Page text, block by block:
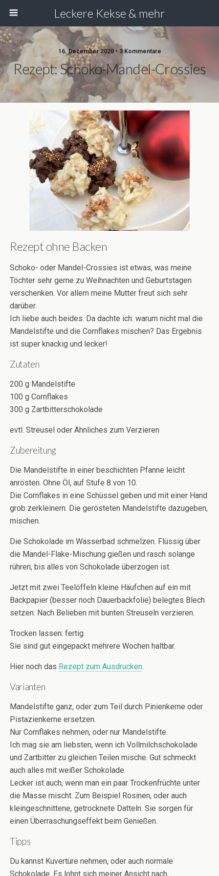
Leckere Kekse & mehr
16. Dezember 2020 • 3 Kommentare
Rezept: Schoko-Mandel-Crossies
Rezept ohne Backen
Schoko- oder Mandel-Crossies ist etwas, was meine
Töchter sehr gerne zu Weihnachten und Geburtstagen
verschenken. Vor allem meine Mutter freut sich sehr
darüber.
Ich liebe auch beides. Da dachte ich: warum nicht mal die
Mandelstifte und die Cornflakes mischen? Das Ergebnis
ist super knackig und lecker!
Zutaten
200 g Mandelstifte
100 g Cornflakes
300 g Zartbitterschokolade
evtl. Streusel oder Ähnliches zum Verzieren
Zubereitung
Die Mandelstifte in einer beschichten Pfanne leicht
anrösten. Ohne Öl, auf Stufe 8 von 10.
Die Cornflakes in eine Schüssel geben und mit einer Hand
grob zerkleinern. Die gerösteten Mandelstifte dazugeben,
mischen.
Die Schokolade im Wasserbad schmelzen. Flüssig über
die Mandel-Flake-Mischung gießen und rasch solange
rühren, bis alles von Schokolade überzogen ist.
Jetzt mit zwei Teelöffeln kleine Häufchen auf ein mit
Backpapier (besser noch Dauerbackfolie) belegtes Blech
setzen. Nach Belieben mit bunten Streuseln verzieren.
Trocken lassen: fertig.
Sie sind gut eingepackt mehrere Wochen haltbar.
Hier noch das Rezept zum Ausdrucken.
Varianten
Mandelstifte ganz, oder zum Teil durch Pinienkerne oder
Pistazienkerne ersetzen.
Nur Cornflakes nehmen, oder nur Mandelstifte.
Ich mag sie am liebsten, wenn ich Vollmilchschokolade
und Zartbitter zu gleichen Teilen mische. Gut schmeckt
auch alles mit weißer Schokolade.
Lecker ist auch, wenn man ein paar Trockenfrüchte unter
die Masse mischt. Zum Beispiel Rosinen, oder auch
kleingeschnittene, getrocknete Datteln. Sie sorgen für
einen Überraschungseffekt beim Genießen.
Tipps
Du kannst Kuvertüre nehmen, oder auch normale
Schokolade. Es lohnt sich meiner Ansicht nach,